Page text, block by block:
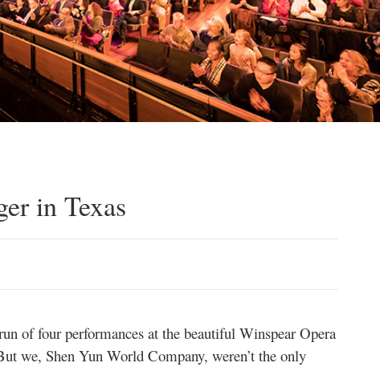
in Texas
of four performances at the beautiful Winspear Opera
we, Shen Yun World Company, weren’t the only